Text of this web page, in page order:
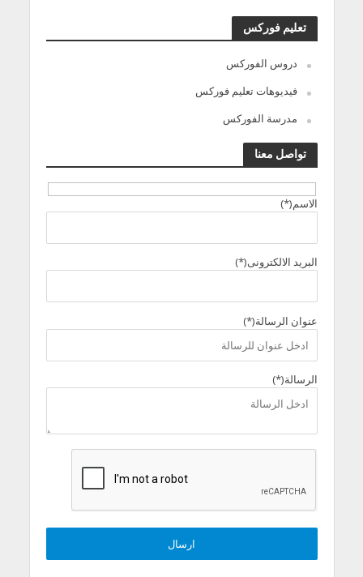
تعليم فوركس
دروس الفوركس
فيديوهات تعليم فوركس
مدرسة الفوركس
تواصل معنا
الاسم(*)
البريد الالكترونى(*)
عنوان الرسالة(*)
الرسالة(*)